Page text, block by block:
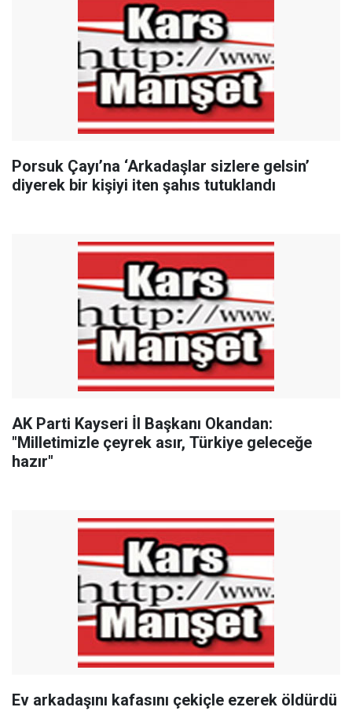
Porsuk Çayı’na ‘Arkadaşlar sizlere gelsin’
diyerek bir kişiyi iten şahıs tutuklandı
AK Parti Kayseri İl Başkanı Okandan:
"Milletimizle çeyrek asır, Türkiye geleceğe
hazır"
Ev arkadaşını kafasını çekiçle ezerek öldürdü